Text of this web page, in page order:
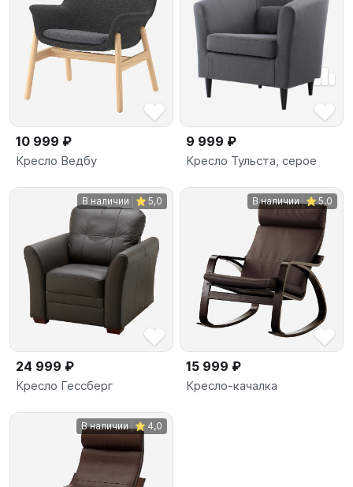
10 999 ₽
Кресло Ведбу
9 999 ₽
Кресло Тульста, серое
В наличии 5,0
24 999 ₽
Кресло Гессберг
В наличии 5,0
15 999 ₽
Кресло-качалка
В наличии 4,0